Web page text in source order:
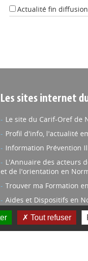
Actualité fin diffusion
Les sites internet
Le site du Carif-Oref de
Profil d'info, l'actualité
Information Prévention
L'Annuaire des acteurs
et de l'orientation en
Trouver ma Formation
Aides et Dispositifs en
Le réseau des Carif-Oref
Tout refuser